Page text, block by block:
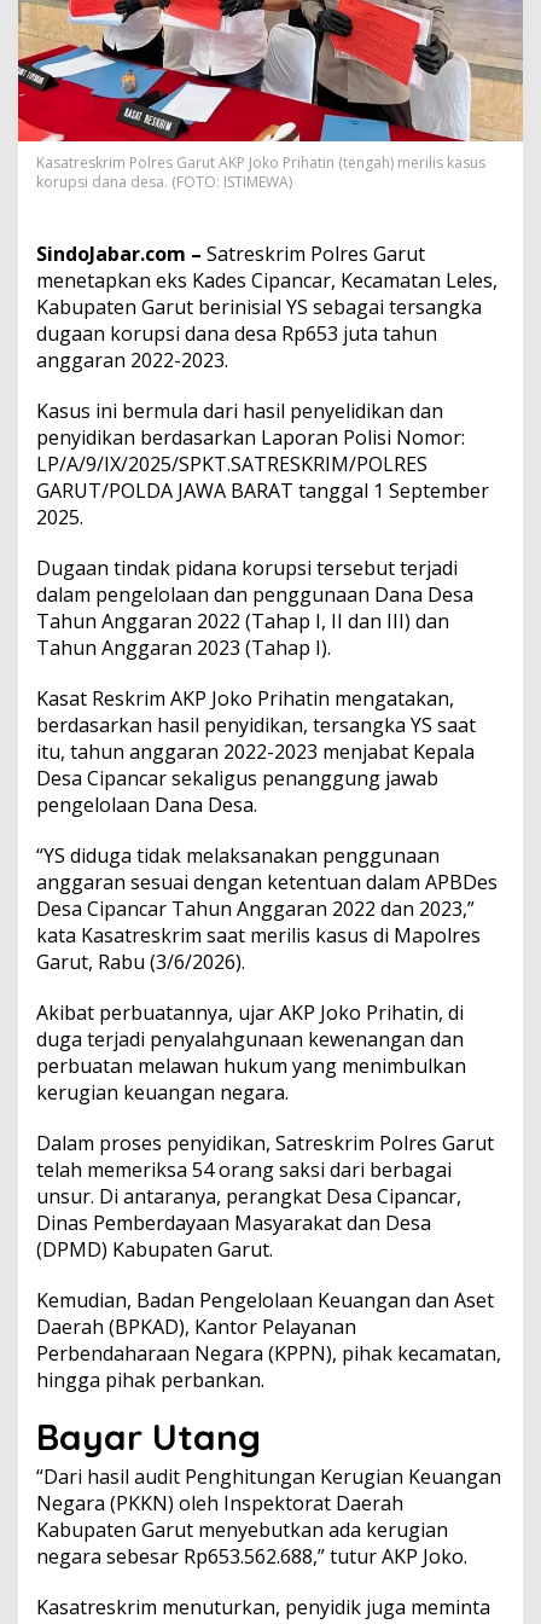
a
n
E
k
K
a
d
e
i
p
a
n
c
a
T
e
r
s
a
k
a
D
u
g
a
n
K
o
r
u
i
D
a
n
a
D
s
a
R
6
3
J
u
a
Kasatreskrim Polres Garut AKP Joko Prihatin (tengah) merilis kasus
korupsi dana desa. (FOTO: ISTIMEWA)
SindoJabar.com – Satreskrim Polres Garut
menetapkan eks Kades Cipancar, Kecamatan Leles,
Kabupaten Garut berinisial YS sebagai tersangka
dugaan korupsi dana desa Rp653 juta tahun
anggaran 2022-2023.
Kasus ini bermula dari hasil penyelidikan dan
penyidikan berdasarkan Laporan Polisi Nomor:
LP/A/9/IX/2025/SPKT.SATRESKRIM/POLRES
GARUT/POLDA JAWA BARAT tanggal 1 September
2025.
Dugaan tindak pidana korupsi tersebut terjadi
dalam pengelolaan dan penggunaan Dana Desa
Tahun Anggaran 2022 (Tahap I, II dan III) dan
Tahun Anggaran 2023 (Tahap I).
Kasat Reskrim AKP Joko Prihatin mengatakan,
berdasarkan hasil penyidikan, tersangka YS saat
itu, tahun anggaran 2022-2023 menjabat Kepala
Desa Cipancar sekaligus penanggung jawab
pengelolaan Dana Desa.
“YS diduga tidak melaksanakan penggunaan
anggaran sesuai dengan ketentuan dalam APBDes
Desa Cipancar Tahun Anggaran 2022 dan 2023,”
kata Kasatreskrim saat merilis kasus di Mapolres
Garut, Rabu (3/6/2026).
Akibat perbuatannya, ujar AKP Joko Prihatin, di
duga terjadi penyalahgunaan kewenangan dan
perbuatan melawan hukum yang menimbulkan
kerugian keuangan negara.
Dalam proses penyidikan, Satreskrim Polres Garut
telah memeriksa 54 orang saksi dari berbagai
unsur. Di antaranya, perangkat Desa Cipancar,
Dinas Pemberdayaan Masyarakat dan Desa
(DPMD) Kabupaten Garut.
Kemudian, Badan Pengelolaan Keuangan dan Aset
Daerah (BPKAD), Kantor Pelayanan
Perbendaharaan Negara (KPPN), pihak kecamatan,
hingga pihak perbankan.
Bayar Utang
“Dari hasil audit Penghitungan Kerugian Keuangan
Negara (PKKN) oleh Inspektorat Daerah
Kabupaten Garut menyebutkan ada kerugian
negara sebesar Rp653.562.688,” tutur AKP Joko.
Kasatreskrim menuturkan, penyidik juga meminta